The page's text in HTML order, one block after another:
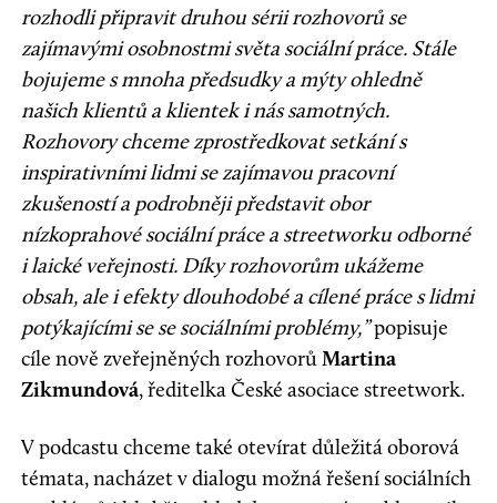
rozhodli připravit druhou sérii rozhovorů se
zajímavými osobnostmi světa sociální práce. Stále
bojujeme s mnoha předsudky a mýty ohledně
našich klientů a klientek i nás samotných.
Rozhovory chceme zprostředkovat setkání s
inspirativními lidmi se zajímavou pracovní
zkušeností a podrobněji představit obor
nízkoprahové sociální práce a streetworku odborné
i laické veřejnosti. Díky rozhovorům ukážeme
obsah, ale i efekty dlouhodobé a cílené práce s lidmi
potýkajícími se se sociálními problémy,”popisuje
cíle nově zveřejněných rozhovorůMartina
Zikmundová, ředitelka České asociace streetwork.
V podcastu chceme také otevírat důležitá oborová
témata, nacházet v dialogu možná řešení sociálních